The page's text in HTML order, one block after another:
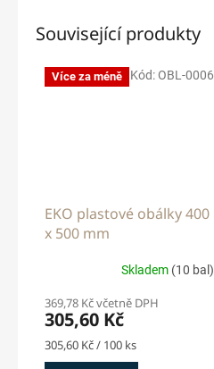
Související produkty
Více za méně
EKO plastové obálky 400
x 500 mm
Skladem (10 bal)
369,78 Kč včetně DPH
305,60 Kč
Měrná
cena:
305,60 Kč / 100 ks
Kód: OBL-0006